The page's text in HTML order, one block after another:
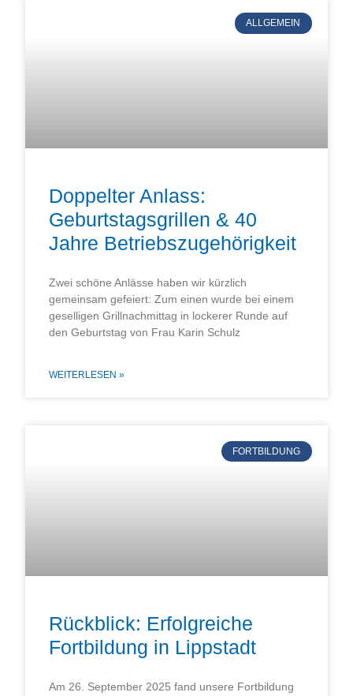
ALLGEMEIN
Doppelter Anlass:
Geburtstagsgrillen & 40
Jahre Betriebszugehörigkeit
Zwei schöne Anlässe haben wir kürzlich
gemeinsam gefeiert: Zum einen wurde bei einem
geselligen Grillnachmittag in lockerer Runde auf
den Geburtstag von Frau Karin Schulz
WEITERLESEN »
FORTBILDUNG
Rückblick: Erfolgreiche
Fortbildung in Lippstadt
Am 26. September 2025 fand unsere Fortbildung